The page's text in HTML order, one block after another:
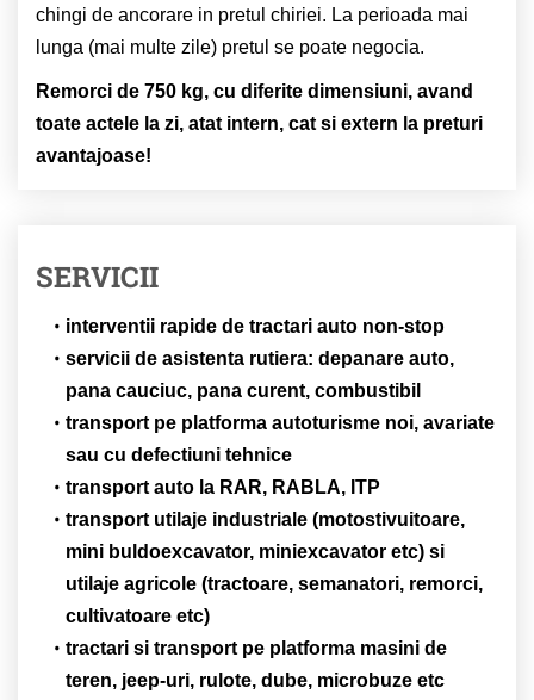
chingi de ancorare in pretul chiriei. La perioada mai
lunga (mai multe zile) pretul se poate negocia.
Remorci de 750 kg, cu diferite dimensiuni, avand
toate actele la zi, atat intern, cat si extern la preturi
avantajoase!
SERVICII
interventii rapide de tractari auto non-stop
servicii de asistenta rutiera: depanare auto,
pana cauciuc, pana curent, combustibil
transport pe platforma autoturisme noi, avariate
sau cu defectiuni tehnice
transport auto la RAR, RABLA, ITP
transport utilaje industriale (motostivuitoare,
mini buldoexcavator, miniexcavator etc) si
utilaje agricole (tractoare, semanatori, remorci,
cultivatoare etc)
tractari si transport pe platforma masini de
teren, jeep-uri, rulote, dube, microbuze etc